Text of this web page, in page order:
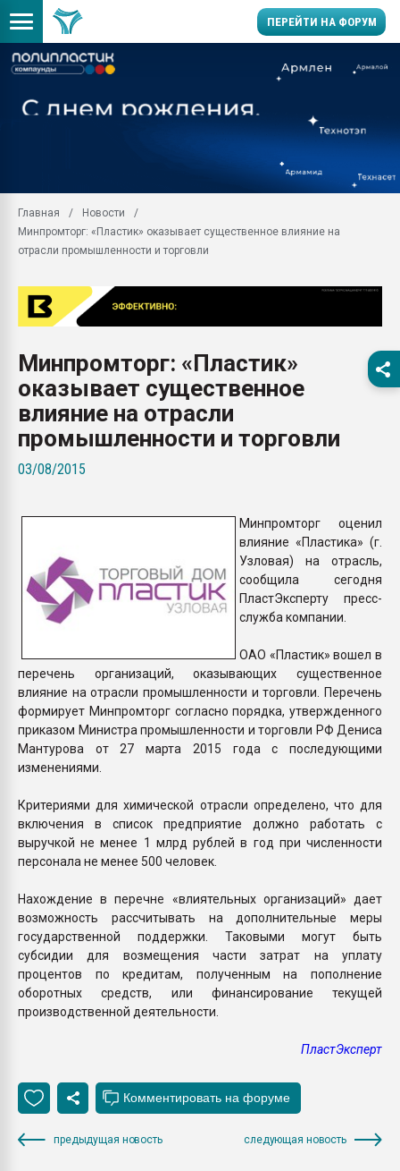
ПЕРЕЙТИ НА ФОРУМ
умельцы изготовили
колонок полностью из
Продажа готового
производство SPC
29.07.2026 ФРП помог
Помощь в подборе
Вакуум-формовочные
Подмосковье, Москва
28.07.2026
первый план в
28.07.2026
Главная
Новости
Минпромторг: «Пластик» оказывает существенное влияние на
отрасли промышленности и торговли
Минпромторг: «Пластик»
оказывает существенное
влияние на отрасли
промышленности и торговли
03/08/2015
Минпромторг оценил
влияние «Пластика» (г.
Узловая) на отрасль,
сообщила сегодня
ПластЭксперту пресс-
служба компании.
ОАО «Пластик» вошел в
перечень организаций, оказывающих существенное
влияние на отрасли промышленности и торговли. Перечень
формирует Минпромторг согласно порядка, утвержденного
приказом Министра промышленности и торговли РФ Дениса
Мантурова от 27 марта 2015 года с последующими
изменениями.
Критериями для химической отрасли определено, что для
включения в список предприятие должно работать с
выручкой не менее 1 млрд рублей в год при численности
персонала не менее 500 человек.
Нахождение в перечне «влиятельных организаций» дает
возможность рассчитывать на дополнительные меры
государственной поддержки. Таковыми могут быть
субсидии для возмещения части затрат на уплату
процентов по кредитам, полученным на пополнение
оборотных средств, или финансирование текущей
производственной деятельности.
ПластЭксперт
предыдущая новость следующая новость